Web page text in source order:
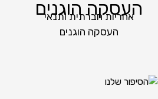
אחריות חברתית ותנאי
העסקה הוגנים